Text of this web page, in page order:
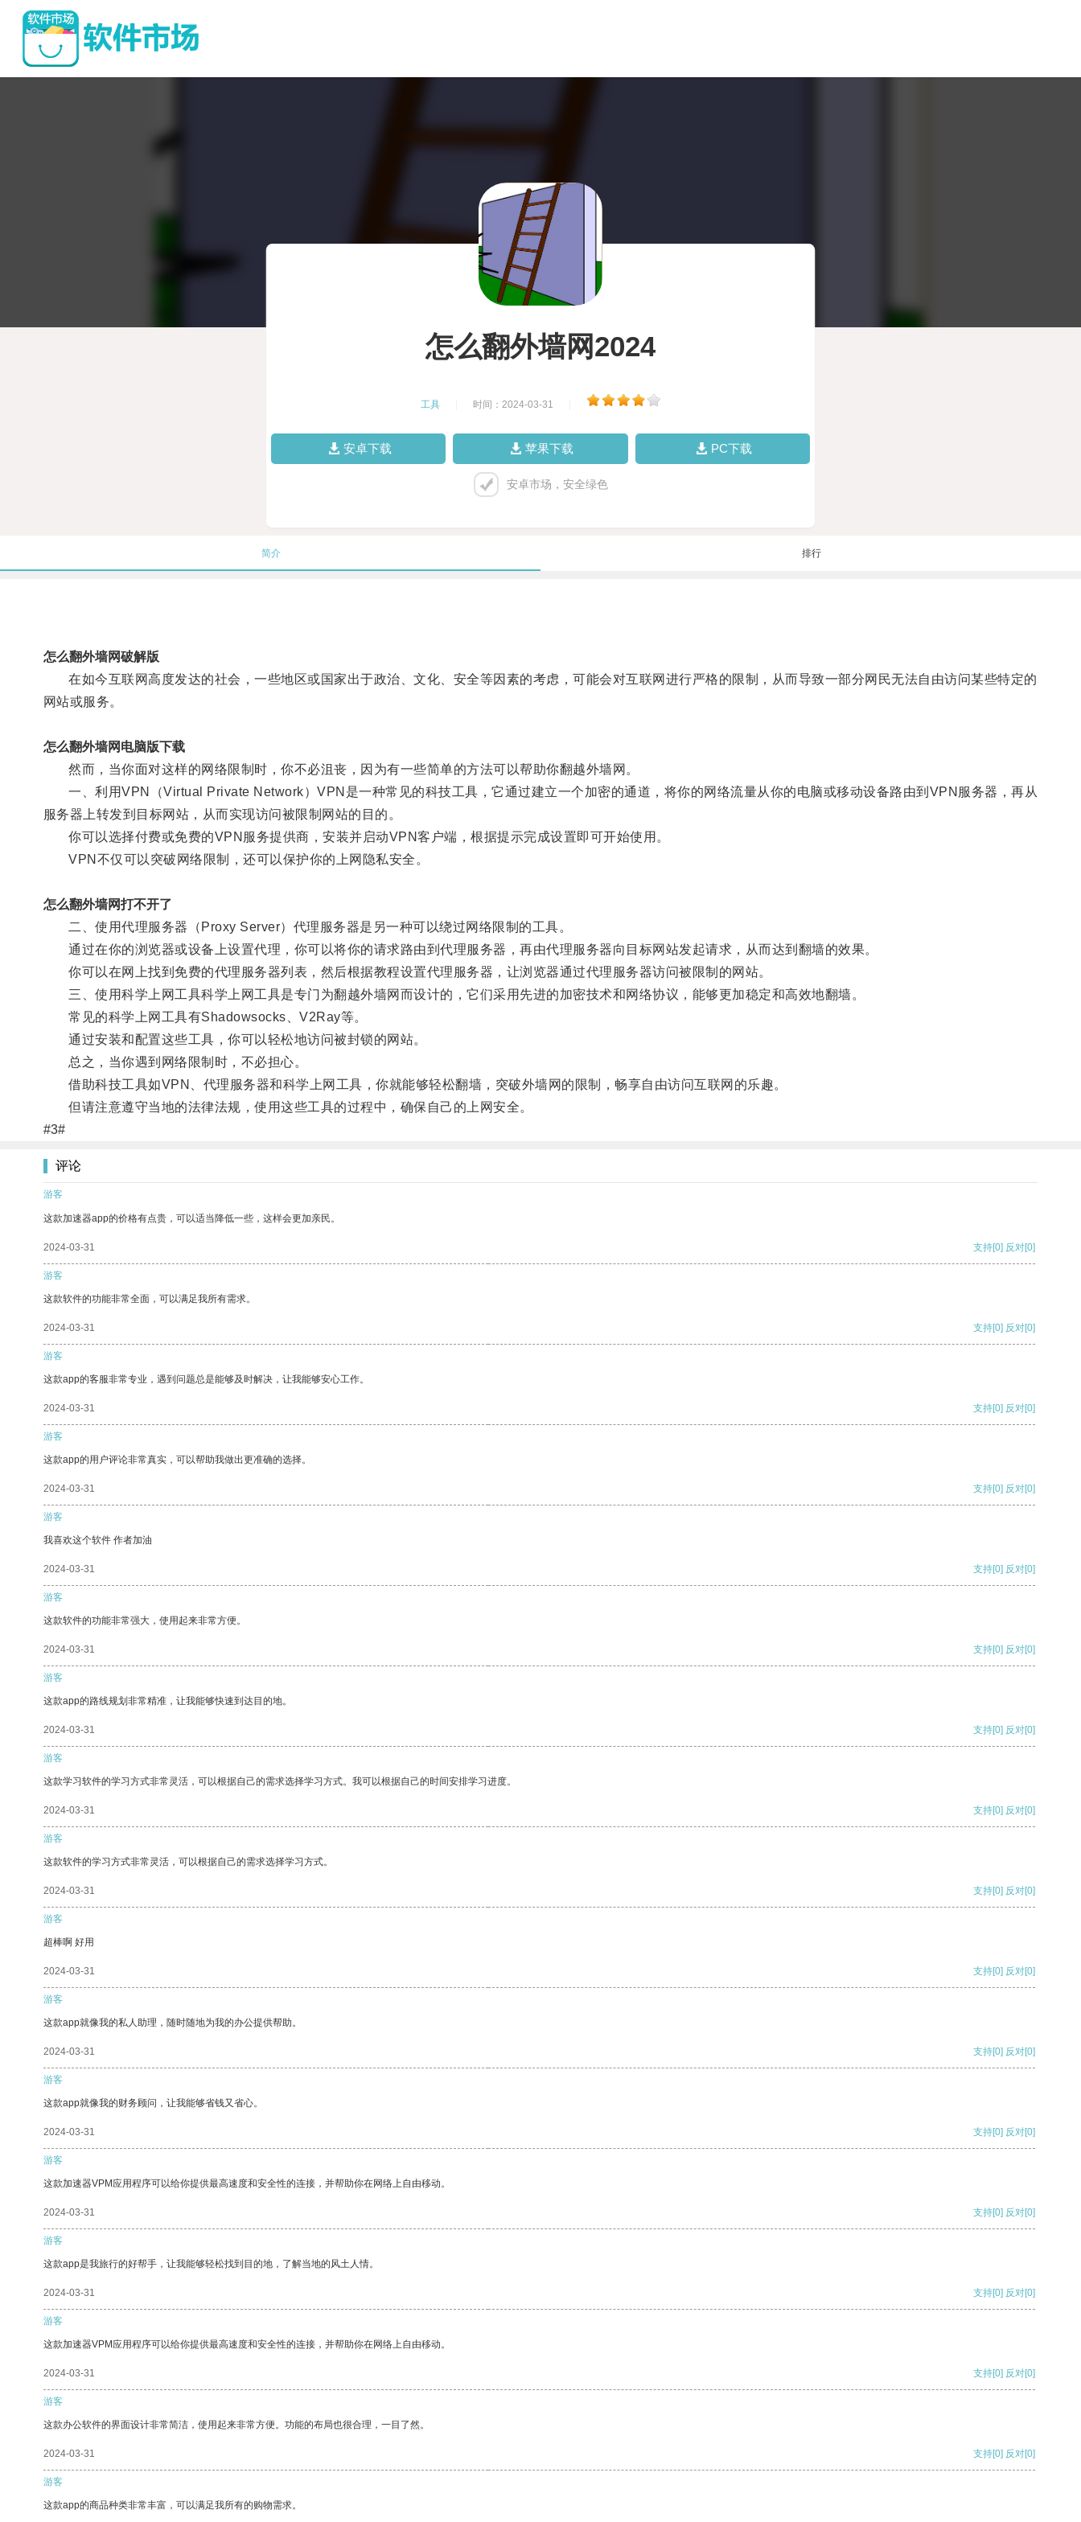
怎么翻外墙网2024
工具 时间：2024-03-31
安卓下载 苹果下载 PC下载
安卓市场，安全绿色
简介 排行
怎么翻外墙网破解版
在如今互联网高度发达的社会，一些地区或国家出于政治、文化、安全等因素的考虑，可能会对互联网进行严格的限制，从而导致一部分网民无法自由访问某些特定的
网站或服务。
怎么翻外墙网电脑版下载
然而，当你面对这样的网络限制时，你不必沮丧，因为有一些简单的方法可以帮助你翻越外墙网。
一、利用VPN（Virtual Private Network）VPN是一种常见的科技工具，它通过建立一个加密的通道，将你的网络流量从你的电脑或移动设备路由到VPN服务器，再从
服务器上转发到目标网站，从而实现访问被限制网站的目的。
你可以选择付费或免费的VPN服务提供商，安装并启动VPN客户端，根据提示完成设置即可开始使用。
VPN不仅可以突破网络限制，还可以保护你的上网隐私安全。
怎么翻外墙网打不开了
二、使用代理服务器（Proxy Server）代理服务器是另一种可以绕过网络限制的工具。
通过在你的浏览器或设备上设置代理，你可以将你的请求路由到代理服务器，再由代理服务器向目标网站发起请求，从而达到翻墙的效果。
你可以在网上找到免费的代理服务器列表，然后根据教程设置代理服务器，让浏览器通过代理服务器访问被限制的网站。
三、使用科学上网工具科学上网工具是专门为翻越外墙网而设计的，它们采用先进的加密技术和网络协议，能够更加稳定和高效地翻墙。
常见的科学上网工具有Shadowsocks、V2Ray等。
通过安装和配置这些工具，你可以轻松地访问被封锁的网站。
总之，当你遇到网络限制时，不必担心。
借助科技工具如VPN、代理服务器和科学上网工具，你就能够轻松翻墙，突破外墙网的限制，畅享自由访问互联网的乐趣。
但请注意遵守当地的法律法规，使用这些工具的过程中，确保自己的上网安全。
#3#
评论
游客
这款加速器app的价格有点贵，可以适当降低一些，这样会更加亲民。
2024-03-31 支持[0] 反对[0]
游客
这款软件的功能非常全面，可以满足我所有需求。
2024-03-31 支持[0] 反对[0]
游客
这款app的客服非常专业，遇到问题总是能够及时解决，让我能够安心工作。
2024-03-31 支持[0] 反对[0]
游客
这款app的用户评论非常真实，可以帮助我做出更准确的选择。
2024-03-31 支持[0] 反对[0]
游客
我喜欢这个软件 作者加油
2024-03-31 支持[0] 反对[0]
游客
这款软件的功能非常强大，使用起来非常方便。
2024-03-31 支持[0] 反对[0]
游客
这款app的路线规划非常精准，让我能够快速到达目的地。
2024-03-31 支持[0] 反对[0]
游客
这款学习软件的学习方式非常灵活，可以根据自己的需求选择学习方式。我可以根据自己的时间安排学习进度。
2024-03-31 支持[0] 反对[0]
游客
这款软件的学习方式非常灵活，可以根据自己的需求选择学习方式。
2024-03-31 支持[0] 反对[0]
游客
超棒啊 好用
2024-03-31 支持[0] 反对[0]
游客
这款app就像我的私人助理，随时随地为我的办公提供帮助。
2024-03-31 支持[0] 反对[0]
游客
这款app就像我的财务顾问，让我能够省钱又省心。
2024-03-31 支持[0] 反对[0]
游客
这款加速器VPM应用程序可以给你提供最高速度和安全性的连接，并帮助你在网络上自由移动。
2024-03-31 支持[0] 反对[0]
游客
这款app是我旅行的好帮手，让我能够轻松找到目的地，了解当地的风土人情。
2024-03-31 支持[0] 反对[0]
游客
这款加速器VPM应用程序可以给你提供最高速度和安全性的连接，并帮助你在网络上自由移动。
2024-03-31 支持[0] 反对[0]
游客
这款办公软件的界面设计非常简洁，使用起来非常方便。功能的布局也很合理，一目了然。
2024-03-31 支持[0] 反对[0]
游客
这款app的商品种类非常丰富，可以满足我所有的购物需求。